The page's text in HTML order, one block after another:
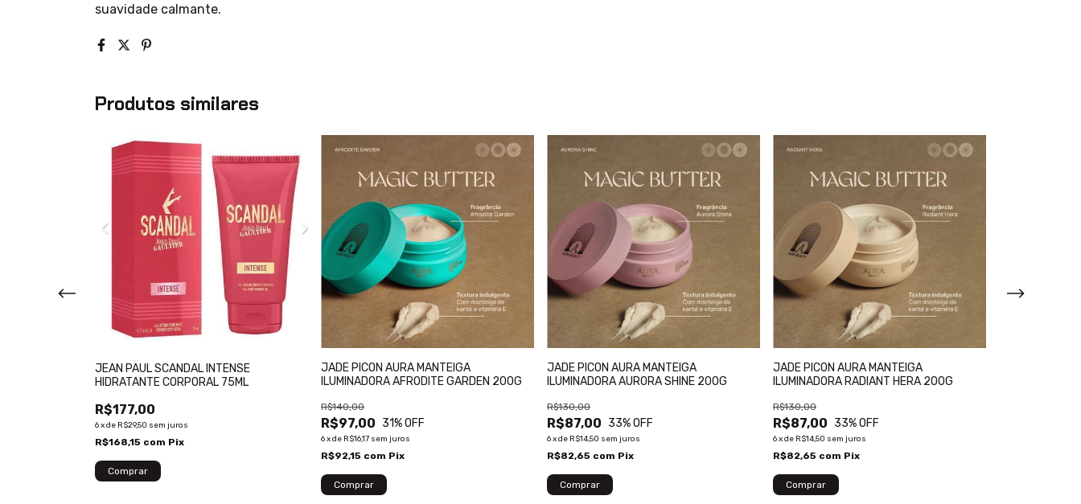
suavidade calmante.
Produtos similares
JEAN PAUL SCANDAL INTENSE
HIDRATANTE CORPORAL 75ML
R$177,00
6xde R$29,50 sem juros
R$168,15 com Pix
JADE PICON AURA MANTEIGA
ILUMINADORA AFRODITE GARDEN 200G
R$97,00
R$140,00
31% OFF
6xde R$16,17 sem juros
R$92,15 com Pix
JADE PICON AURA MANTEIGA
ILUMINADORA AURORA SHINE 200G
R$87,00
R$130,00
33% OFF
6xde R$14,50 sem juros
R$82,65 com Pix
JADE PICON AURA MANTEIGA
ILUMINADORA RADIANT HERA 200G
R$87,00
R$130,00
33% OFF
6xde R$14,50 sem juros
R$82,65 com Pix